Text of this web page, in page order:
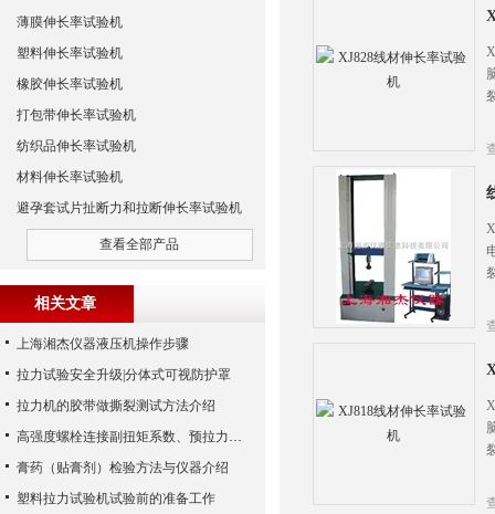
薄膜伸长率试验机
塑料伸长率试验机
橡胶伸长率试验机
打包带伸长率试验机
纺织品伸长率试验机
材料伸长率试验机
避孕套试片扯断力和拉断伸长率试验机
查看全部产品
相关文章
上海湘杰仪器液压机操作步骤
拉力试验安全升级|分体式可视防护罩
拉力机的胶带做撕裂测试方法介绍
高强度螺栓连接副扭矩系数、预拉力、抗滑移系数检测细则
膏药（贴膏剂）检验方法与仪器介绍
塑料拉力试验机试验前的准备工作